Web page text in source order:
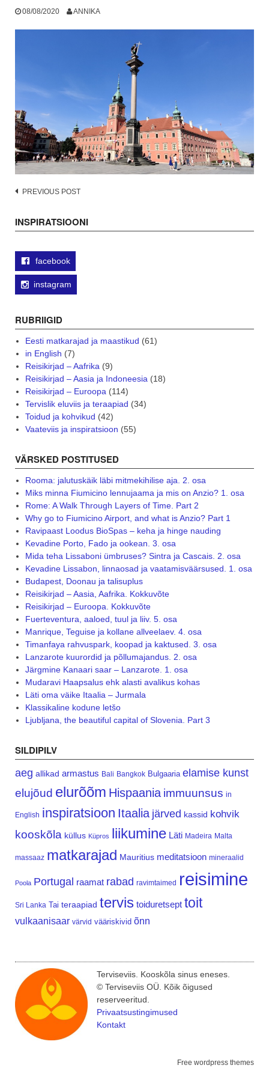
08/08/2020 ANNIKA
Post
PREVIOUS POST
INSPIRATSIOONI
facebook
instagram
RUBRIIGID
Eesti matkarajad ja maastikud (61)
in English (7)
Reisikirjad – Aafrika (9)
Reisikirjad – Aasia ja Indoneesia (18)
Reisikirjad – Euroopa (114)
Tervislik eluviis ja teraapiad (34)
Toidud ja kohvikud (42)
Vaateviis ja inspiratsioon (55)
VÄRSKED POSTITUSED
Rooma: jalutuskäik läbi mitmekihilise aja. 2. osa
Miks minna Fiumicino lennujaama ja mis on Anzio? 1. osa
Rome: A Walk Through Layers of Time. Part 2
Why go to Fiumicino Airport, and what is Anzio? Part 1
Ravipaast Loodus BioSpas – keha ja hinge nauding
Kevadine Porto, Fado ja ookean. 3. osa
Mida teha Lissaboni ümbruses? Sintra ja Cascais. 2. osa
Kevadine Lissabon, linnaosad ja vaatamisväärsused. 1. osa
Budapest, Doonau ja talisuplus
Reisikirjad – Aasia, Aafrika. Kokkuvõte
Reisikirjad – Euroopa. Kokkuvõte
Fuerteventura, aaloed, tuul ja liiv. 5. osa
Manrique, Teguise ja kollane allveelaev. 4. osa
Timanfaya rahvuspark, koopad ja kaktused. 3. osa
Lanzarote kuurordid ja põllumajandus. 2. osa
Järgmine Kanaari saar – Lanzarote. 1. osa
Mudaravi Haapsalus ehk alasti avalikus kohas
Läti oma väike Itaalia – Jurmala
Klassikaline kodune letšo
Ljubljana, the beautiful capital of Slovenia. Part 3
SILDIPILV
aeg allikad armastus Bali Bangkok Bulgaaria elamise kunst
elujõud elurõõm Hispaania immuunsus in
English inspiratsioon Itaalia järved kassid kohvik
kooskõla küllus Küpros liikumine Läti Madeira Malta
massaaz matkarajad Mauritius meditatsioon mineraalid
Poola Portugal raamat rabad ravimtaimed reisimine
Sri Lanka Tai teraapiad tervis toiduretsept toit
vulkaanisaar värvid vääriskivid õnn
Terviseviis. Kooskõla sinus eneses.
© Terviseviis OÜ. Kõik õigused
reserveeritud.
Privaatsustingimused
Kontakt
Free wordpress themes